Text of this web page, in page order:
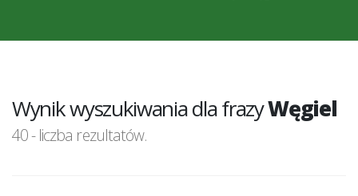
Wynik wyszukiwania dla frazyWęgiel
40 - liczba rezultatów.